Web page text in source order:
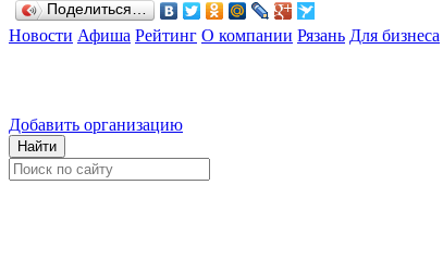
Поделиться…
Новости Афиша Рейтинг О компании Рязань Для бизнеса
Добавить организацию